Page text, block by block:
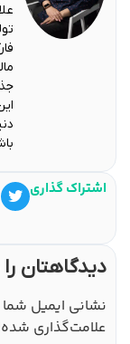
اشتراک گذاری
دیدگاهتان
نشانی ایمیل
علامت‌گذاری